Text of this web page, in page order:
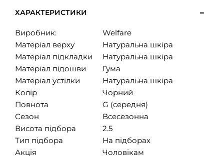
ХАРАКТЕРИСТИКИ
Виробник:
Welfare
Матеріал верху
Натуральна шкіра
Матеріал підкладки
Натуральна шкіра
Матеріал підошви
Гума
Матеріал устілки
Натуральна шкіра
Колір
Чорний
Повнота
G (середня)
Сезон
Всесезонна
Висота підбора
2.5
Тип підбора
На підборах
Акція
Чоловікам